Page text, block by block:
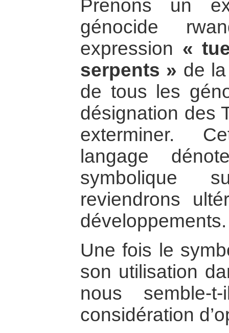
Prenons un
génocide
expression «
serpents » de
de tous les
désignation des
exterminer.
langage
symbolique
reviendrons
développements.
Une fois le
son utilisation
nous
considération